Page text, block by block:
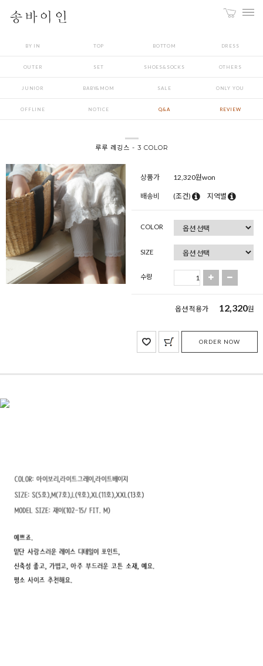
BY IN TOP BOTTOM DRESS
OUTER SET SHOES&SOCKS OTHERS
JUNIOR BABY&MOM SALE ONLY YOU
OFFLINE NOTICE Q&A REVIEW
루루 레깅스 - 3 COLOR
상품가 12,320원won
배송비 (조건) 지역별
COLOR
SIZE
수량
옵션 적용가 12,320원
ORDER NOW